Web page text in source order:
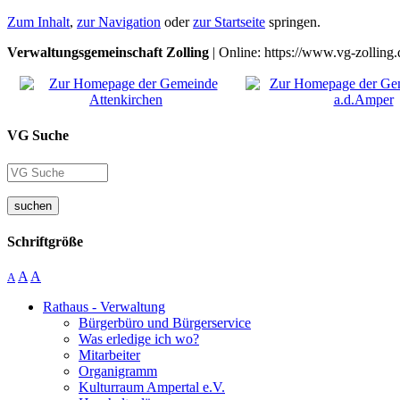
Zum Inhalt, zur Navigation oderzur Startseite springen.
Verwaltungsgemeinschaft Zolling | Online: https://www.vg-
VG Suche
suchen
Schriftgröße
A A A
Rathaus - Verwaltung
Bürgerbüro und Bürgerservice
Was erledige ich wo?
Mitarbeiter
Organigramm
Kulturraum Ampertal e.V.